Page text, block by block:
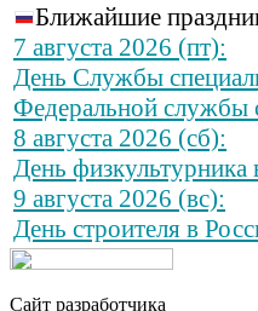
Ближайшие
7 августа 2026 (пт):
День Службы
Федеральной службы
8 августа 2026 (сб):
День физкультурника
9 августа 2026 (вс):
День строителя в
Сайт разработчика